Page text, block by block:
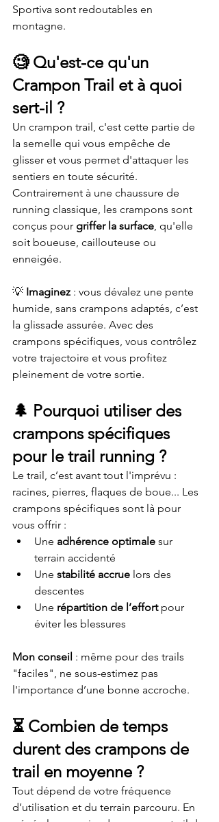
Sportiva sont redoutables en
montagne.
🧐 Qu'est-ce qu'un
Crampon Trail et à quoi
sert-il ?
Un crampon trail, c'est cette partie de
la semelle qui vous empêche de
glisser et vous permet d'attaquer les
sentiers en toute sécurité.
Contrairement à une chaussure de
running classique, les crampons sont
conçus pour griffer la surface, qu'elle
soit boueuse, caillouteuse ou
enneigée.
💡 Imaginez : vous dévalez une pente
humide, sans crampons adaptés, c’est
la glissade assurée. Avec des
crampons spécifiques, vous contrôlez
votre trajectoire et vous profitez
pleinement de votre sortie.
🌲 Pourquoi utiliser des
crampons spécifiques
pour le trail running ?
Le trail, c’est avant tout l'imprévu :
racines, pierres, flaques de boue... Les
crampons spécifiques sont là pour
vous offrir :
Une adhérence optimale sur
terrain accidenté
Une stabilité accrue lors des
descentes
Une répartition de l’effort pour
éviter les blessures
Mon conseil : même pour des trails
"faciles", ne sous-estimez pas
l'importance d’une bonne accroche.
⏳ Combien de temps
durent des crampons de
trail en moyenne ?
Tout dépend de votre fréquence
d’utilisation et du terrain parcouru. En